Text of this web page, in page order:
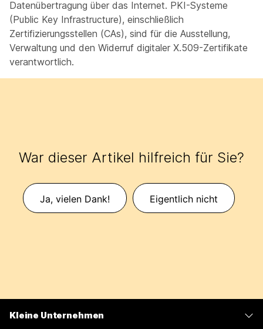
Datenübertragung über das Internet. PKI-Systeme
(Public Key Infrastructure), einschließlich
Zertifizierungsstellen (CAs), sind für die Ausstellung,
Verwaltung und den Widerruf digitaler X.509-Zertifikate
verantwortlich.
War dieser Artikel hilfreich für Sie?
Ja, vielen Dank! Eigentlich nicht
Kleine Unternehmen